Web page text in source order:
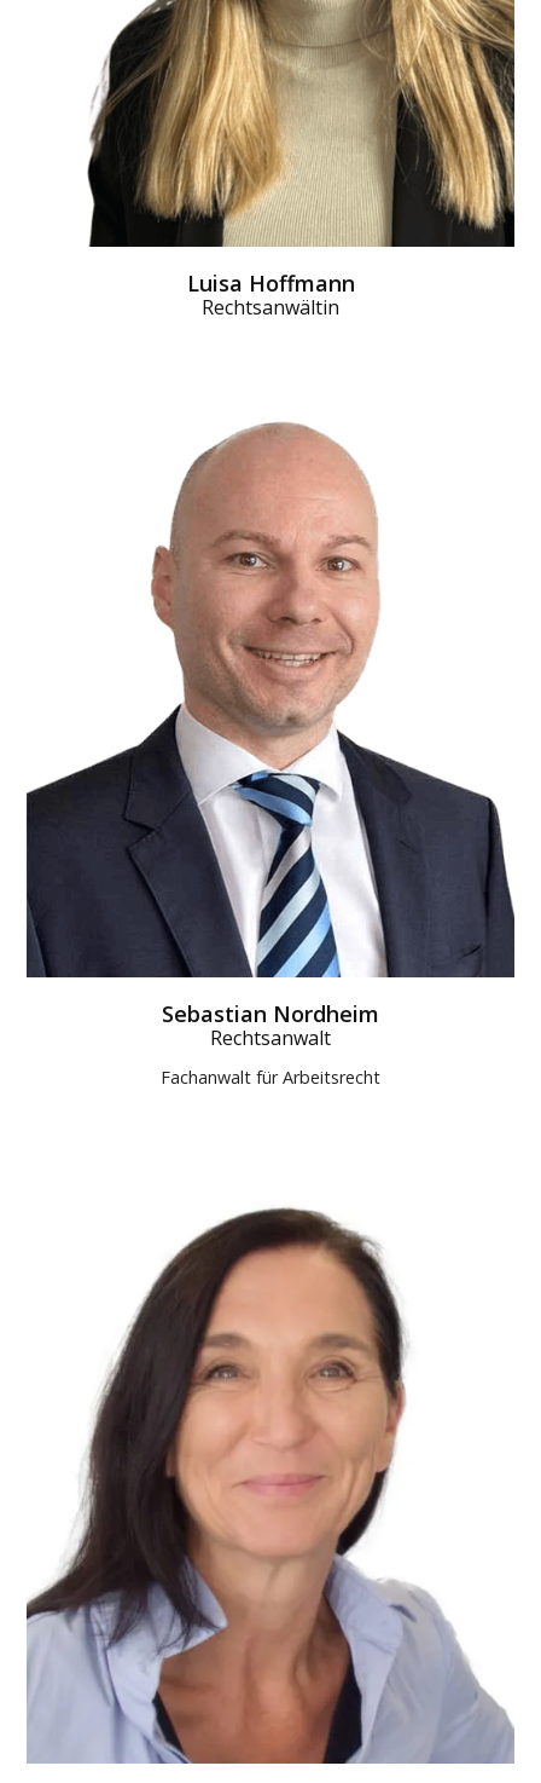
Luisa Hoffmann
Rechtsanwältin
Sebastian Nordheim
Rechtsanwalt
Fachanwalt für Arbeitsrecht